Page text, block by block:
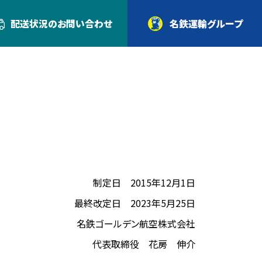
配送状況のお問い合わせ 名鉄運輸グループ
制定日 2015年12月1日
最終改定日 2023年5月25日
名鉄ゴールデン航空株式会社
代表取締役 花房 伸介